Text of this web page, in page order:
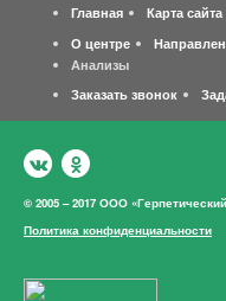
Главная
Карта сайта
О центре
Анализы
Заказать звонок
© 2005 – 2017 ООО
Политика конфиденциальности